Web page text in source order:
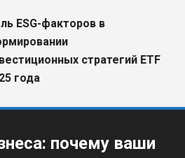
ESG-факторов в
стратегий ETF
года
почему ваши